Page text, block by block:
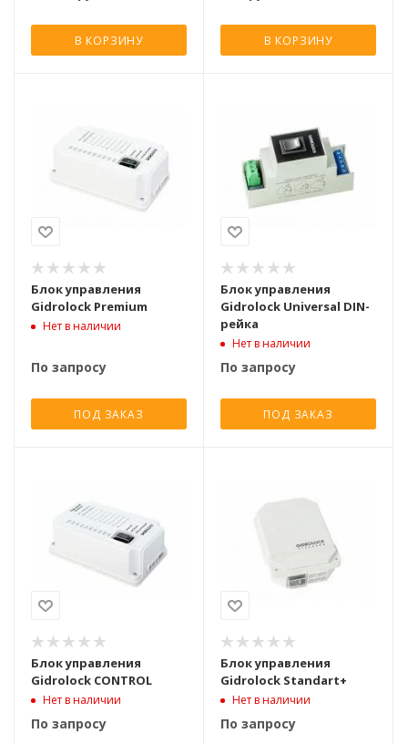
В КОРЗИНУ В КОРЗИНУ
Блок управления
Gidrolock Premium
Нет в наличии
По запросу
ПОД ЗАКАЗ
Блок управления
Gidrolock Universal DIN-
рейка
Нет в наличии
По запросу
ПОД ЗАКАЗ
Блок управления
Gidrolock CONTROL
Нет в наличии
По запросу
Блок управления
Gidrolock Standart+
Нет в наличии
По запросу